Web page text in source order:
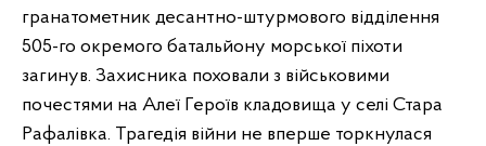
гранатометник десантно-штурмового відділення
505-го окремого батальйону морської піхоти
загинув. Захисника поховали з військовими
почестями на Алеї Героїв кладовища у селі Стара
Рафалівка. Трагедія війни не вперше торкнулася